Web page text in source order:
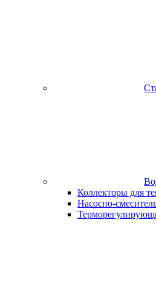
Коллекторы для
Насосно-